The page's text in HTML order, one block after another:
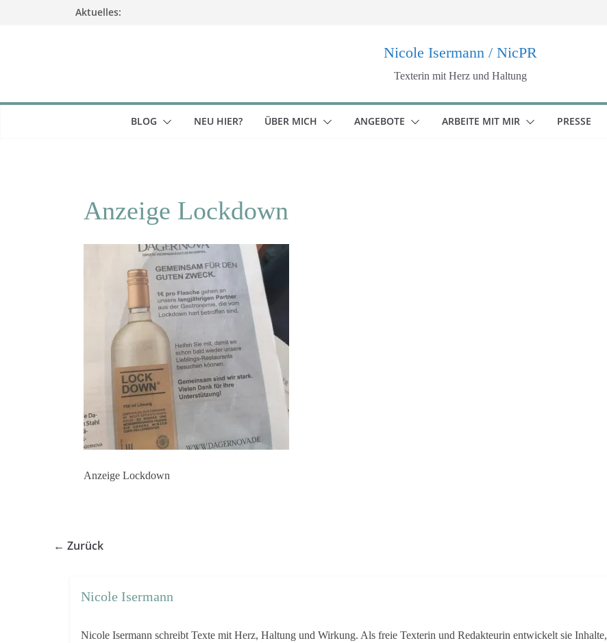
Aktuelles:
Nicole Isermann / NicPR
Texterin mit Herz und Haltung
BLOG NEU HIER? ÜBER MICH ANGEBOTE ARBEITE MIT MIR PRESSE
Anzeige Lockdown
Anzeige Lockdown
← Zurück
Nicole Isermann
Nicole Isermann schreibt Texte mit Herz, Haltung und Wirkung. Als freie Texterin und Redakteurin entwickelt sie Inhalte,